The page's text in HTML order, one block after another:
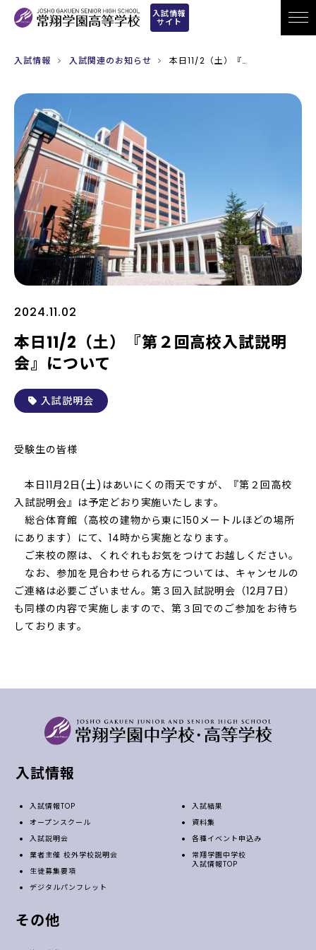
入試情報
サイト
入試情報 入試関連のお知らせ 本日11/2（土）『…
2024.11.02
本日11/2（土）『第２回高校入試説明
会』について
入試説明会
受験生の皆様
本日11月2日(土)はあいにくの雨天ですが、『第２回高校
入試説明会』は予定どおり実施いたします。
総合体育館（高校の建物から東に150メートルほどの場所
にあります）にて、14時から実施となります。
ご来校の際は、くれぐれもお気をつけてお越しください。
なお、参加を見合わせられる方については、キャンセルの
ご連絡は必要ございません。第３回入試説明会（12月7日）
も同様の内容で実施しますので、第３回でのご参加をお待ち
しております。
入試情報
入試情報TOP
オープンスクール
入試説明会
業者主催 校外学校説明会
生徒募集要項
デジタルパンフレット
入試結果
資料集
各種イベント申込み
常翔学園中学校
入試情報TOP
その他